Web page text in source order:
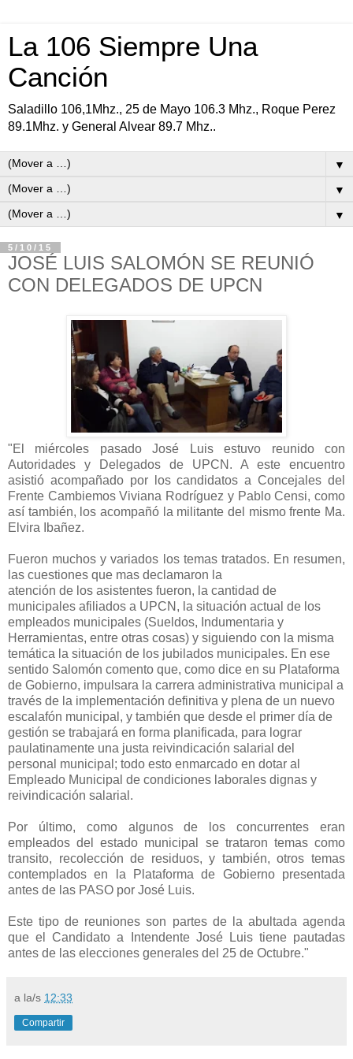
La 106 Siempre Una
Canción
Saladillo 106,1Mhz., 25 de Mayo 106.3 Mhz., Roque Perez
89.1Mhz. y General Alvear 89.7 Mhz..
▼
▼
▼
5/10/15
JOSÉ LUIS SALOMÓN SE REUNIÓ
CON DELEGADOS DE UPCN
"El miércoles pasado José Luis estuvo reunido con
Autoridades y Delegados de UPCN. A este encuentro
asistió acompañado por los candidatos a Concejales del
Frente Cambiemos Viviana Rodríguez y Pablo Censi, como
así también, los acompañó la militante del mismo frente Ma.
Elvira Ibañez.
Fueron muchos y variados los temas tratados. En resumen,
las cuestiones que mas declamaron la
atención de los asistentes fueron, la cantidad de
municipales afiliados a UPCN, la situación actual de los
empleados municipales (Sueldos, Indumentaria y
Herramientas, entre otras cosas) y siguiendo con la misma
temática la situación de los jubilados municipales. En ese
sentido Salomón comento que, como dice en su Plataforma
de Gobierno, impulsara la carrera administrativa municipal a
través de la implementación definitiva y plena de un nuevo
escalafón municipal, y también que desde el primer día de
gestión se trabajará en forma planificada, para lograr
paulatinamente una justa reivindicación salarial del
personal municipal; todo esto enmarcado en dotar al
Empleado Municipal de condiciones laborales dignas y
reivindicación salarial.
Por último, como algunos de los concurrentes eran
empleados del estado municipal se trataron temas como
transito, recolección de residuos, y también, otros temas
contemplados en la Plataforma de Gobierno presentada
antes de las PASO por José Luis.
Este tipo de reuniones son partes de la abultada agenda
que el Candidato a Intendente José Luis tiene pautadas
antes de las elecciones generales del 25 de Octubre."
a la/s 12:33
Compartir